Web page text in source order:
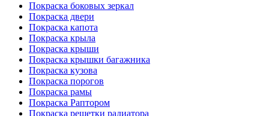
Покраска боковых зеркал
Покраска двери
Покраска капота
Покраска крыла
Покраска крыши
Покраска крышки багажника
Покраска кузова
Покраска порогов
Покраска рамы
Покраска Раптором
Покраска решетки радиатора